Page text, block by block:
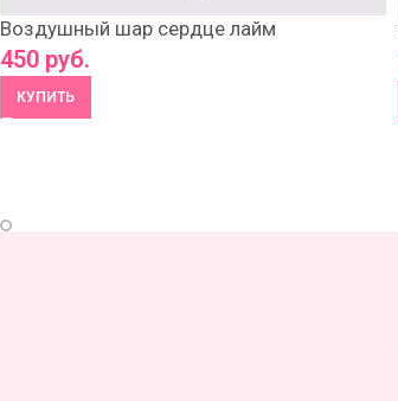
Воздушный шар сердце лайм
450 руб.
КУПИТЬ